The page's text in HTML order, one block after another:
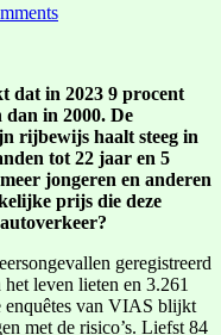
dat in 2023 9 procent
in 2000. De
rijbewijs haalt steeg in
tot 22 jaar en 5
jongeren en anderen
prijs die deze
geregistreerd
leven lieten en 3.261
enquêtes van VIAS blijkt
met de risico’s. Liefst 84